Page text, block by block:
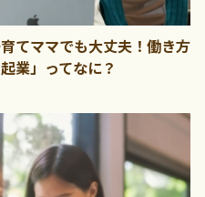
てママでも大丈夫！働き方
業」ってなに？